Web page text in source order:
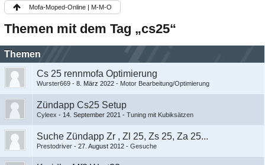
Mofa-Moped-Online | M-M-O
Themen mit dem Tag „cs25“
Themen
Cs 25 rennmofa Optimierung
Wurster669 - 8. März 2022 - Motor Bearbeitung/Optimierung
Zündapp Cs25 Setup
Cyleex - 14. September 2021 - Tuning mit Kubiksätzen
Suche Zündapp Zr , Zl 25, Zs 25, Za 25...
Prestodriver - 27. August 2012 - Gesuche